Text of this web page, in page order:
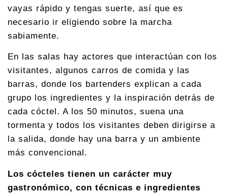
vayas rápido y tengas suerte, así que es
necesario ir eligiendo sobre la marcha
sabiamente.
En las salas hay actores que interactúan con los
visitantes, algunos carros de comida y las
barras, donde los bartenders explican a cada
grupo los ingredientes y la inspiración detrás de
cada cóctel. A los 50 minutos, suena una
tormenta y todos los visitantes deben dirigirse a
la salida, donde hay una barra y un ambiente
más convencional.
Los cócteles tienen un carácter muy
gastronómico, con técnicas e ingredientes